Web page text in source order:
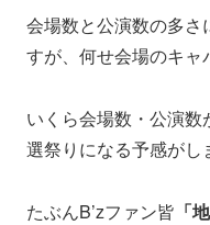
会場数と公演数の多さ
すが、何せ会場のキャ
いくら会場数・公演
選祭りになる予感がし
たぶんB’zファン皆 「